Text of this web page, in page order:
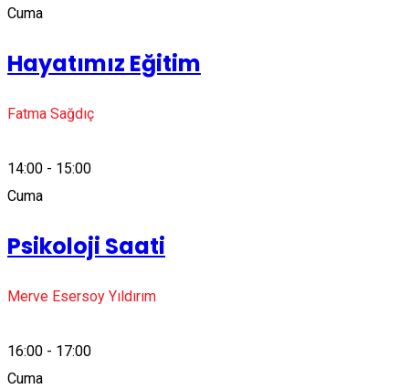
Cuma
Hayatımız Eğitim
Fatma Sağdıç
14:00 - 15:00
Cuma
Psikoloji Saati
Merve Esersoy Yıldırım
16:00 - 17:00
Cuma